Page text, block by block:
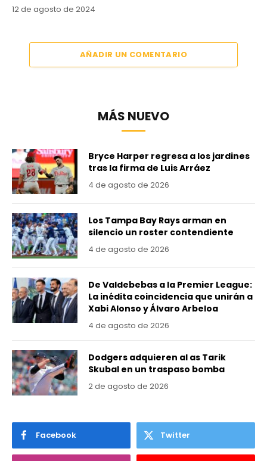
12 de agosto de 2024
AÑADIR UN COMENTARIO
MÁS NUEVO
Bryce Harper regresa a los jardines
tras la firma de Luis Arráez
4 de agosto de 2026
Los Tampa Bay Rays arman en
silencio un roster contendiente
4 de agosto de 2026
De Valdebebas a la Premier League:
La inédita coincidencia que unirán a
Xabi Alonso y Álvaro Arbeloa
4 de agosto de 2026
Dodgers adquieren al as Tarik
Skubal en un traspaso bomba
2 de agosto de 2026
Facebook Twitter